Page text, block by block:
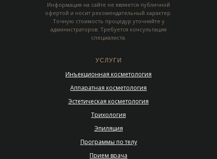
Информация на сайте не является публичной
офертой и носит рекомендательный характер.
Точную стоимость процедур уточняйте у
администраторов. Требуется консультация
специалиста.
УСЛУГИ
Инъекционная косметология
Аппаратная косметология
Эстетическая косметология
Эпиляция
Программы по телу
Прием врача
Трихология